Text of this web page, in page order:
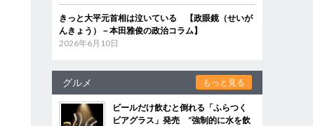
きっと大平元首相は泣いている 【政眼鏡（せいが
んきょう）－本田雅俊の政治コラム】
2026年6月10日
グルメ もっと見る
ビールだけ飲むと倒れる「ふらつく
ビアグラス」発売 “強制的に水を飲